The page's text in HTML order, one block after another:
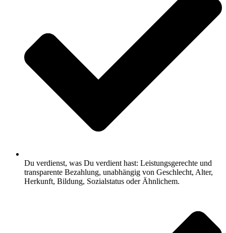
Du verdienst, was Du verdient hast: Leistungsgerechte und
transparente Bezahlung, unabhängig von Geschlecht, Alter,
Herkunft, Bildung, Sozialstatus oder Ähnlichem.